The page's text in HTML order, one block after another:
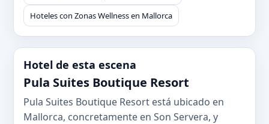
Hoteles con Zonas Wellness en Mallorca
Hotel de esta escena
Pula Suites Boutique Resort
Pula Suites Boutique Resort está ubicado en
Mallorca, concretamente en Son Servera, y